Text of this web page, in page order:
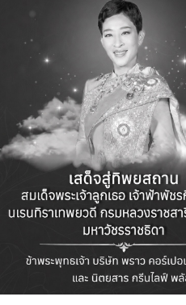
for the next time I